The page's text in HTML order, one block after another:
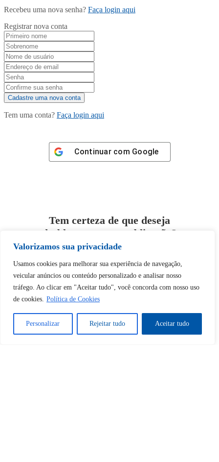
Valorizamos sua privacidade
Usamos cookies para melhorar sua experiência de navegação,
veicular anúncios ou conteúdo personalizado e analisar nosso
tráfego. Ao clicar em "Aceitar tudo", você concorda com nosso uso
de cookies. Política de Cookies
Personalizar Rejeitar tudo Aceitar tudo
Recebeu uma nova senha? Faça login aqui
Registrar nova conta
Tem uma conta? Faça login aqui
Continuar com Google
Tem certeza de que deseja
desbloquear esta publicação?
Desbloquear esquerda : 0
Sim Não